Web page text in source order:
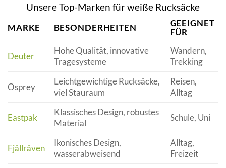
Unsere Top-Marken für weiße Rucksäcke
MARKE BESONDERHEITEN
GEEIGNET
FÜR
Deuter
Hohe Qualität, innovative
Tragesysteme
Wandern,
Trekking
Osprey
Leichtgewichtige Rucksäcke,
viel Stauraum
Reisen,
Alltag
Eastpak
Klassisches Design, robustes
Material
Schule, Uni
Fjällräven
Ikonisches Design,
wasserabweisend
Alltag,
Freizeit